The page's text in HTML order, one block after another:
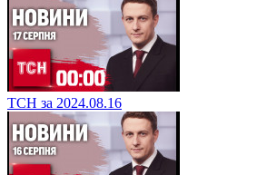
ТСН за 2024.08.16